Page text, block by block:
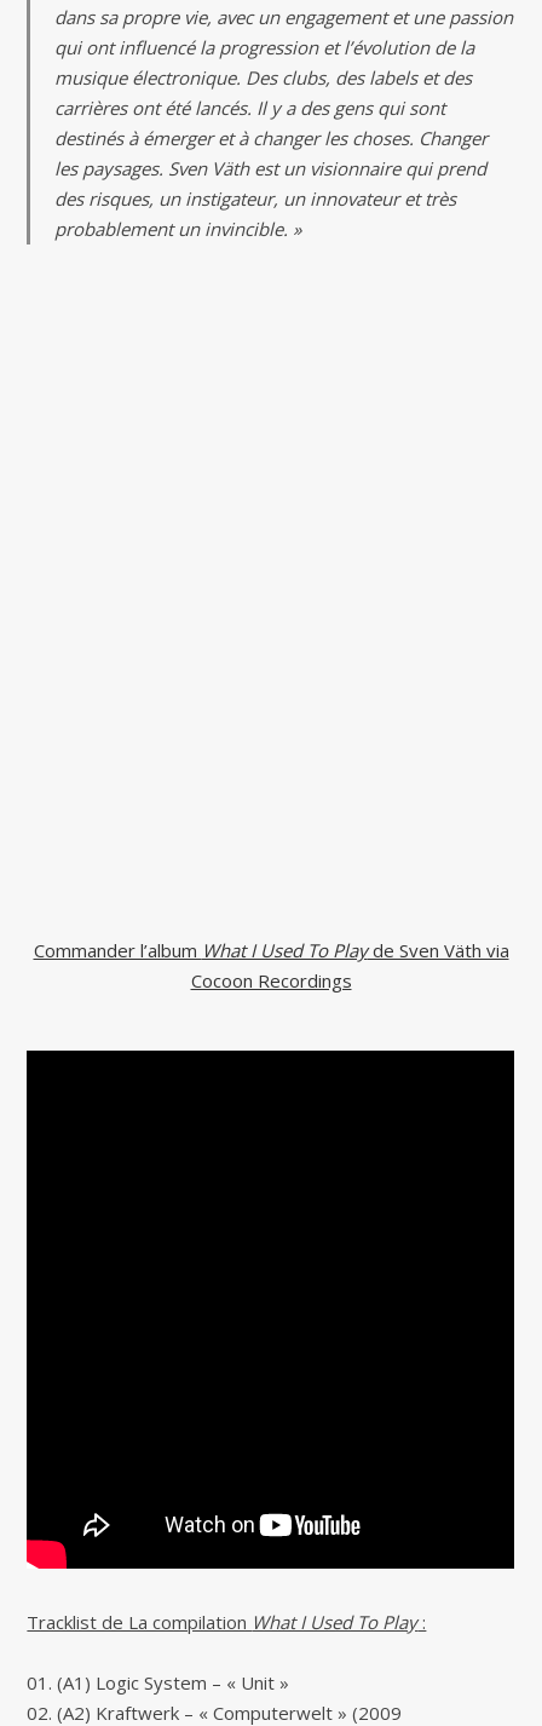
dans sa propre vie, avec un engagement et une passion
qui ont influencé la progression et l’évolution de la
musique électronique. Des clubs, des labels et des
carrières ont été lancés. Il y a des gens qui sont
destinés à émerger et à changer les choses. Changer
les paysages. Sven Väth est un visionnaire qui prend
des risques, un instigateur, un innovateur et très
probablement un invincible. »
Commander l’album What I Used To Playde Sven Väth via
Cocoon Recordings
Tracklist de La compilation What I Used To Play:
01. (A1) Logic System – « Unit »
02. (A2) Kraftwerk – « Computerwelt » (2009